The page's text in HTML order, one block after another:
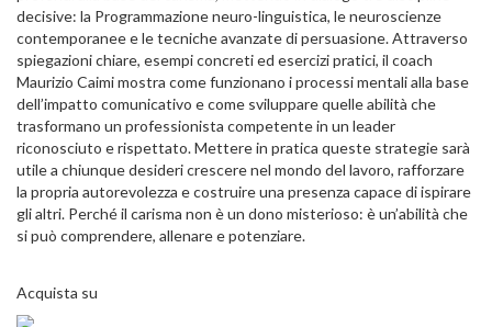
decisive: la Programmazione neuro-linguistica, le neuroscienze
contemporanee e le tecniche avanzate di persuasione. Attraverso
spiegazioni chiare, esempi concreti ed esercizi pratici, il coach
Maurizio Caimi mostra come funzionano i processi mentali alla base
dell’impatto comunicativo e come sviluppare quelle abilità che
trasformano un professionista competente in un leader
riconosciuto e rispettato. Mettere in pratica queste strategie sarà
utile a chiunque desideri crescere nel mondo del lavoro, rafforzare
la propria autorevolezza e costruire una presenza capace di ispirare
gli altri. Perché il carisma non è un dono misterioso: è un’abilità che
si può comprendere, allenare e potenziare.
Acquista su